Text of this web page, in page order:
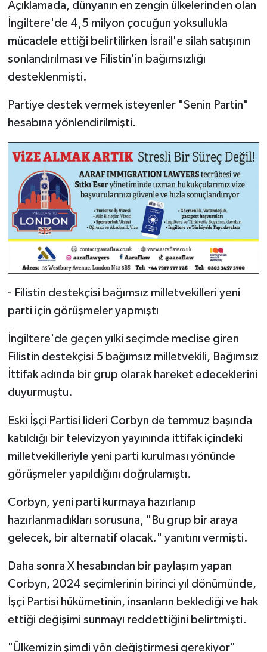
Açıklamada, dünyanın en zengin ülkelerinden olan
İngiltere'de 4,5 milyon çocuğun yoksullukla
mücadele ettiği belirtilirken İsrail'e silah satışının
sonlandırılması ve Filistin'in bağımsızlığı
desteklenmişti.
Partiye destek vermek isteyenler "Senin Partin"
hesabına yönlendirilmişti.
- Filistin destekçisi bağımsız milletvekilleri yeni
parti için görüşmeler yapmıştı
İngiltere'de geçen yılki seçimde meclise giren
Filistin destekçisi 5 bağımsız milletvekili, Bağımsız
İttifak adında bir grup olarak hareket edeceklerini
duyurmuştu.
Eski İşçi Partisi lideri Corbyn de temmuz başında
katıldığı bir televizyon yayınında ittifak içindeki
milletvekilleriyle yeni parti kurulması yönünde
görüşmeler yapıldığını doğrulamıştı.
Corbyn, yeni parti kurmaya hazırlanıp
hazırlanmadıkları sorusuna, "Bu grup bir araya
gelecek, bir alternatif olacak." yanıtını vermişti.
Daha sonra X hesabından bir paylaşım yapan
Corbyn, 2024 seçimlerinin birinci yıl dönümünde,
İşçi Partisi hükümetinin, insanların beklediği ve hak
ettiği değişimi sunmayı reddettiğini belirtmişti.
"Ülkemizin şimdi yön değiştirmesi gerekiyor"